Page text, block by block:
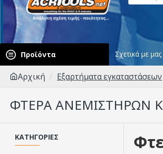
Προϊόντα Σχετικά με μας
Αρχική Εξαρτήματα εγκαταστάσεων
ΦΤΕΡΆ ΑΝΕΜΙΣΤΉΡΩΝ
ΚΑΤΗΓΟΡΊΕΣ